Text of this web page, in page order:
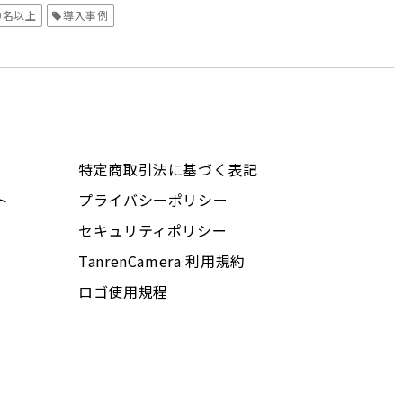
以上 導入事例
特定商取引法に基づく表記
プライバシーポリシー
セキュリティポリシー
TanrenCamera 利用規約
ロゴ使用規程